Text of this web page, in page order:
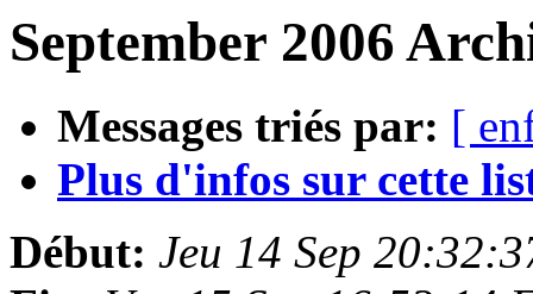
September 2006
Messages triés par: [
Plus d'infos sur cette
Début: Jeu 14 Sep